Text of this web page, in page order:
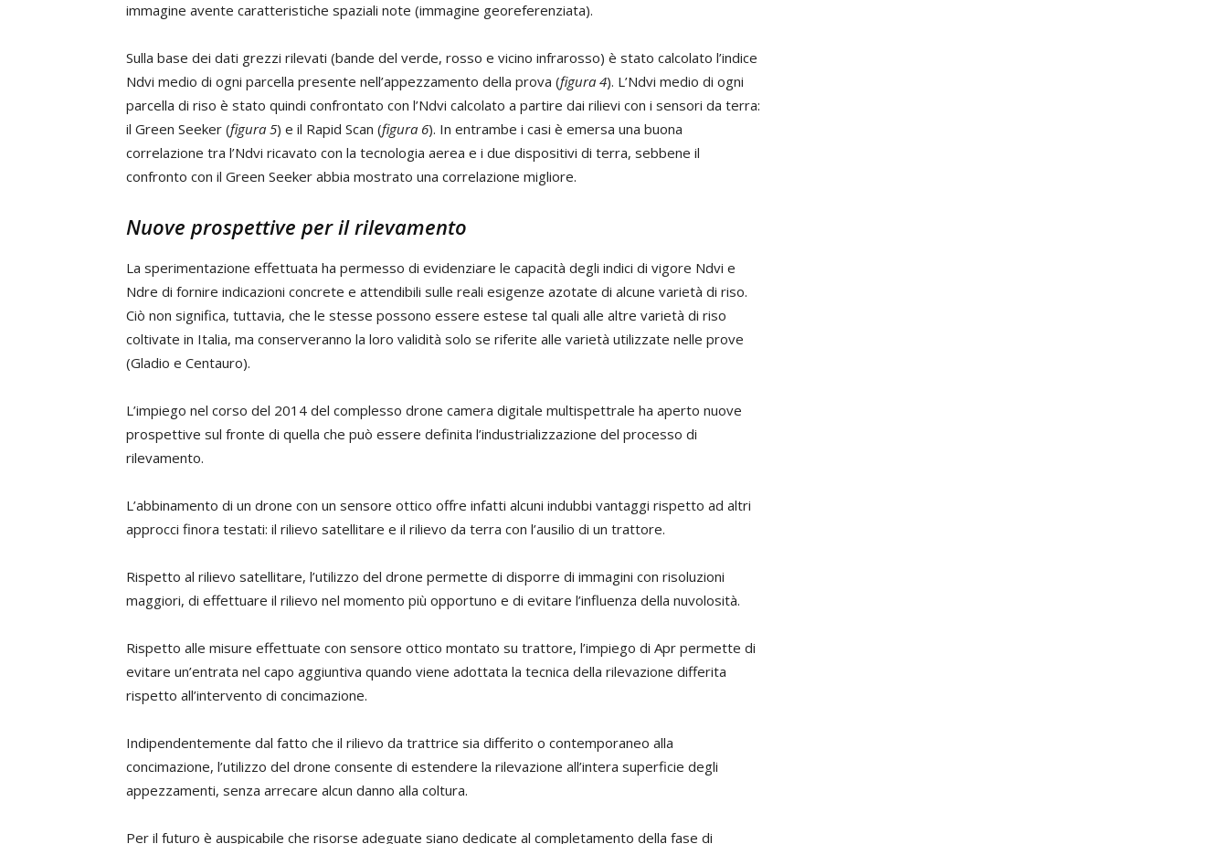
immagine avente caratteristiche spaziali note (immagine georeferenziata).
Sulla base dei dati grezzi rilevati (bande del verde, rosso e vicino infrarosso) è stato calcolato l’indice
Ndvi medio di ogni parcella presente nell’appezzamento della prova (figura 4). L’Ndvi medio di ogni
parcella di riso è stato quindi confrontato con l’Ndvi calcolato a partire dai rilievi con i sensori da terra:
il Green Seeker (figura 5) e il Rapid Scan (figura 6). In entrambe i casi è emersa una buona
correlazione tra l’Ndvi ricavato con la tecnologia aerea e i due dispositivi di terra, sebbene il
confronto con il Green Seeker abbia mostrato una correlazione migliore.
Nuove prospettive per il rilevamento
La sperimentazione effettuata ha permesso di evidenziare le capacità degli indici di vigore Ndvi e
Ndre di fornire indicazioni concrete e attendibili sulle reali esigenze azotate di alcune varietà di riso.
Ciò non significa, tuttavia, che le stesse possono essere estese tal quali alle altre varietà di riso
coltivate in Italia, ma conserveranno la loro validità solo se riferite alle varietà utilizzate nelle prove
(Gladio e Centauro).
L’impiego nel corso del 2014 del complesso drone camera digitale multispettrale ha aperto nuove
prospettive sul fronte di quella che può essere definita l’industrializzazione del processo di
rilevamento.
L’abbinamento di un drone con un sensore ottico offre infatti alcuni indubbi vantaggi rispetto ad altri
approcci finora testati: il rilievo satellitare e il rilievo da terra con l’ausilio di un trattore.
Rispetto al rilievo satellitare, l’utilizzo del drone permette di disporre di immagini con risoluzioni
maggiori, di effettuare il rilievo nel momento più opportuno e di evitare l’influenza della nuvolosità.
Rispetto alle misure effettuate con sensore ottico montato su trattore, l’impiego di Apr permette di
evitare un’entrata nel capo aggiuntiva quando viene adottata la tecnica della rilevazione differita
rispetto all’intervento di concimazione.
Indipendentemente dal fatto che il rilievo da trattrice sia differito o contemporaneo alla
concimazione, l’utilizzo del drone consente di estendere la rilevazione all’intera superficie degli
appezzamenti, senza arrecare alcun danno alla coltura.
Per il futuro è auspicabile che risorse adeguate siano dedicate al completamento della fase di